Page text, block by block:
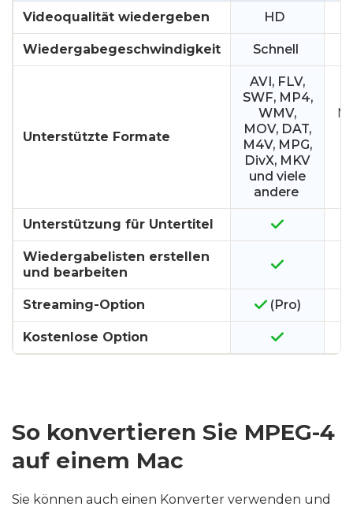
Videoqualität wiedergeben HD
Wiedergabegeschwindigkeit Schnell
Unterstützte Formate
AVI, FLV,
SWF, MP4,
WMV,
MOV, DAT,
M4V, MPG,
DivX, MKV
und viele
andere
Unterstützung für Untertitel
Wiedergabelisten erstellen
und bearbeiten
Streaming-Option (Pro)
Kostenlose Option
So konvertieren Sie MPEG-4
auf einem Mac
Sie können auch einen Konverter verwenden und